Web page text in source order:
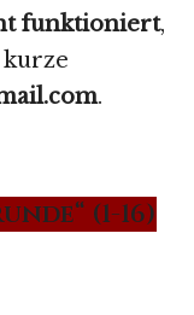
funktioniert,
.
(1-16)